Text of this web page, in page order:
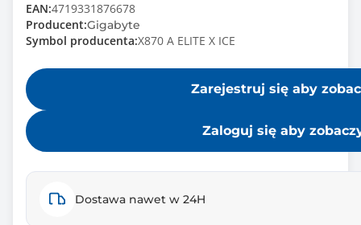
EAN:4719331876678
Producent:Gigabyte
Symbol producenta:X870 A ELITE X ICE
Zarejestruj się aby
Zaloguj się aby
Dostawa nawet w 24H